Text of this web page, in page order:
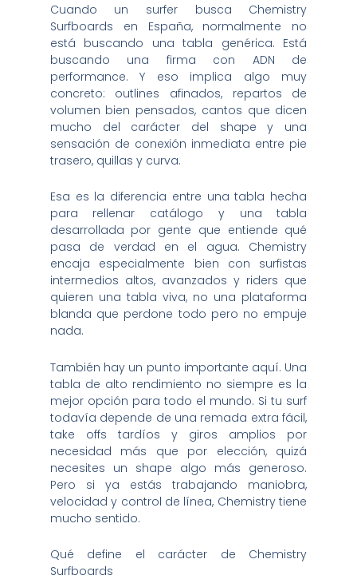
Cuando un surfer busca Chemistry
Surfboards en España, normalmente no
está buscando una tabla genérica. Está
buscando una firma con ADN de
performance. Y eso implica algo muy
concreto: outlines afinados, repartos de
volumen bien pensados, cantos que dicen
mucho del carácter del shape y una
sensación de conexión inmediata entre pie
trasero, quillas y curva.
Esa es la diferencia entre una tabla hecha
para rellenar catálogo y una tabla
desarrollada por gente que entiende qué
pasa de verdad en el agua. Chemistry
encaja especialmente bien con surfistas
intermedios altos, avanzados y riders que
quieren una tabla viva, no una plataforma
blanda que perdone todo pero no empuje
nada.
También hay un punto importante aquí. Una
tabla de alto rendimiento no siempre es la
mejor opción para todo el mundo. Si tu surf
todavía depende de una remada extra fácil,
take offs tardíos y giros amplios por
necesidad más que por elección, quizá
necesites un shape algo más generoso.
Pero si ya estás trabajando maniobra,
velocidad y control de línea, Chemistry tiene
mucho sentido.
Qué define el carácter de Chemistry
Surfboards